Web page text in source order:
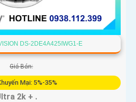
DS-2DE4A425IWG1-E
Giá Bán:
Mại: 5%-35%
2k + .